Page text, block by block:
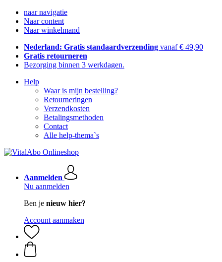
naar navigatie
Naar content
Naar winkelmand
Nederland: Gratis standaardverzending vanaf € 49,90
Gratis retourneren
Bezorging binnen 3 werkdagen.
Help
Waar is mijn bestelling?
Retourneringen
Verzendkosten
Betalingsmethoden
Contact
Alle help-thema`s
Aanmelden
Nu aanmelden
Ben je nieuw hier?
Account aanmaken